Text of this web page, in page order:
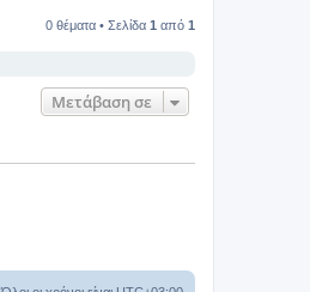
0 θέματα • Σελίδα 1 από 1
Μετάβαση σε